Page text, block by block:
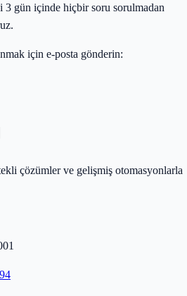
3 gün içinde hiçbir soru sorulmadan
için e-posta gönderin:
çözümler ve gelişmiş otomasyonlarla